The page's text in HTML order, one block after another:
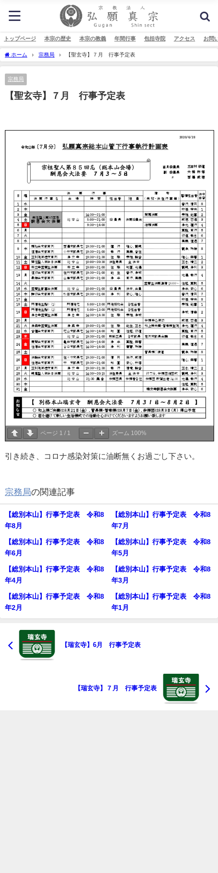
トップページ 本宗の歴史 本宗の教義 年間行事 包括寺院 アクセス お問
ホーム 宗務局 【聖玄寺】７月 行事予定表
宗務局
【聖玄寺】７月 行事予定表
ページ 1 / 1 ズーム 100%
引き続き、コロナ感染対策に油断無くお過ごし下さい。
宗務局の関連記事
【総別本山】行事予定表 令和8
年8月
【総別本山】行事予定表 令和8
年7月
【総別本山】行事予定表 令和8
年6月
【総別本山】行事予定表 令和8
年5月
【総別本山】行事予定表 令和8
年4月
【総別本山】行事予定表 令和8
年3月
【総別本山】行事予定表 令和8
年2月
【総別本山】行事予定表 令和8
年1月
【瑞玄寺】6月 行事予定表
【瑞玄寺】７月 行事予定表